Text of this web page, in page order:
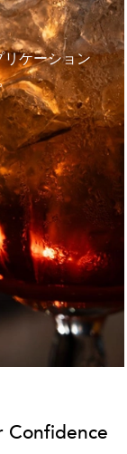
ケーション
Confidence